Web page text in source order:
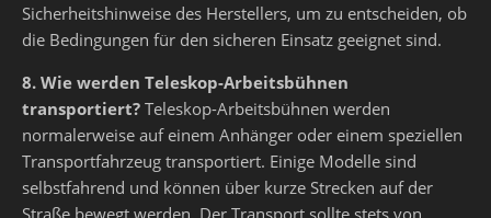
Sicherheitshinweise des Herstellers, um zu entscheiden, ob
die Bedingungen für den sicheren Einsatz geeignet sind.
8. Wie werden Teleskop-Arbeitsbühnen
transportiert? Teleskop-Arbeitsbühnen werden
normalerweise auf einem Anhänger oder einem speziellen
Transportfahrzeug transportiert. Einige Modelle sind
selbstfahrend und können über kurze Strecken auf der